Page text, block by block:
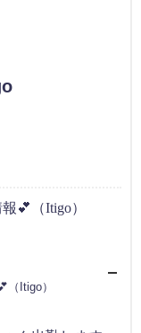
（Itigo）